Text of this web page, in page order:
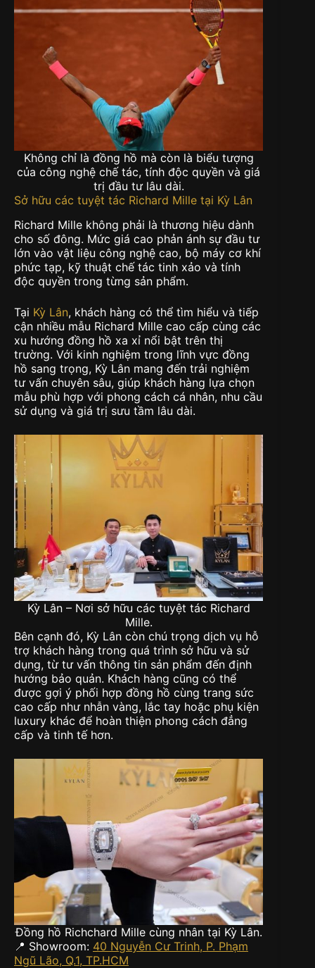
Không chỉ là đồng hồ mà còn là biểu tượng
của công nghệ chế tác, tính độc quyền và giá
trị đầu tư lâu dài.
Sở hữu các tuyệt tác Richard Mille tại Kỳ Lân
Richard Mille không phải là thương hiệu dành
cho số đông. Mức giá cao phản ánh sự đầu tư
lớn vào vật liệu công nghệ cao, bộ máy cơ khí
phức tạp, kỹ thuật chế tác tinh xảo và tính
độc quyền trong từng sản phẩm.
Tại Kỳ Lân, khách hàng có thể tìm hiểu và tiếp
cận nhiều mẫu Richard Mille cao cấp cùng các
xu hướng đồng hồ xa xỉ nổi bật trên thị
trường. Với kinh nghiệm trong lĩnh vực đồng
hồ sang trọng, Kỳ Lân mang đến trải nghiệm
tư vấn chuyên sâu, giúp khách hàng lựa chọn
mẫu phù hợp với phong cách cá nhân, nhu cầu
sử dụng và giá trị sưu tầm lâu dài.
Kỳ Lân – Nơi sở hữu các tuyệt tác Richard
Mille.
Bên cạnh đó, Kỳ Lân còn chú trọng dịch vụ hỗ
trợ khách hàng trong quá trình sở hữu và sử
dụng, từ tư vấn thông tin sản phẩm đến định
hướng bảo quản. Khách hàng cũng có thể
được gợi ý phối hợp đồng hồ cùng trang sức
cao cấp như nhẫn vàng, lắc tay hoặc phụ kiện
luxury khác để hoàn thiện phong cách đẳng
cấp và tinh tế hơn.
Đồng hồ Richchard Mille cùng nhân tại Kỳ Lân.
📍 Showroom: 40 Nguyễn Cư Trinh, P. Phạm
Ngũ Lão, Q.1, TP.HCM